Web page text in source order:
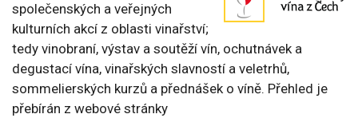
společenských a veřejných
kulturních akcí z oblasti vinařství;
tedy vinobraní, výstav a soutěží vín, ochutnávek a
degustací vína, vinařských slavností a veletrhů,
sommelierských kurzů a přednášek o víně. Přehled je
přebírán z webové stránky